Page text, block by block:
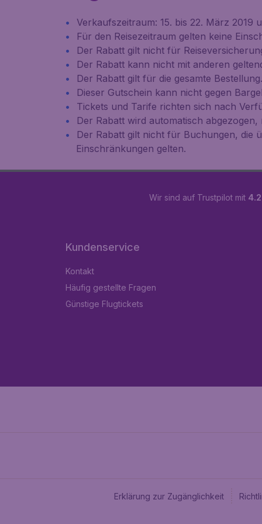
Verkaufszeitraum: 15. bis 22. März 2019
Für den Reisezeitraum gelten keine
Der Rabatt gilt nicht für
Der Rabatt kann nicht mit anderen
Der Rabatt gilt für die gesamte Bestellung.
Dieser Gutschein kann nicht gegen
Tickets und Tarife richten sich nach
Der Rabatt wird automatisch
Der Rabatt gilt nicht für Buchungen, die
Einschränkungen gelten.
Wir sind auf Trustpilot mit
Kundenservice
Kontakt
Häufig gestellte Fragen
Günstige Flugtickets
Erklärung zur Zugänglichkeit